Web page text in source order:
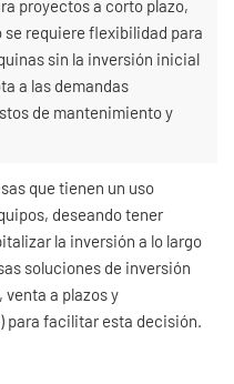
proyectos a corto plazo,
requiere flexibilidad para
sin la inversión inicial
a las demandas
de mantenimiento y
que tienen un uso
deseando tener
la inversión a lo largo
soluciones de inversión
venta a plazos y
para facilitar esta decisión.